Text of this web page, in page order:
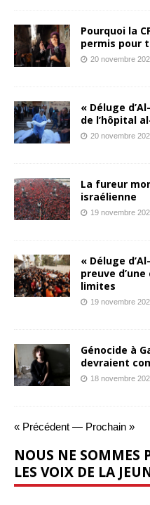
Pourquoi la
permis pour
20 novembre
« Déluge
de l’hôpital
20 novembre
La fureur
israélienne
19 novembre
« Déluge
preuve
limites
19 novembre
Génocide à
devraient
18 novembre
« Précédent — Prochain »
NOUS NE SOMMES
LES VOIX DE LA